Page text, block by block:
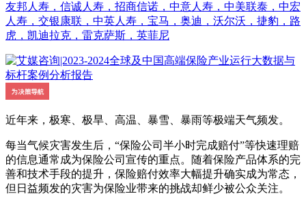
友邦人寿，信诚人寿，招商信诺，中意人寿，中美联泰，中宏
人寿，交银康联，中英人寿，宝马，奥迪，沃尔沃，捷豹，路
虎，凯迪拉克，雷克萨斯，英菲尼
近年来，极寒、极旱、高温、暴雪、暴雨等极端天气频发。
每当气候灾害发生后，“保险公司半小时完成赔付”等快速理赔
的信息通常成为保险公司宣传的重点。随着保险产品体系的完
善和技术手段的提升，保险赔付效率大幅提升确实成为常态，
但日益频发的灾害为保险业带来的挑战却鲜少被公众关注。